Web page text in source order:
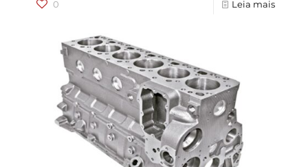
0 Leia mais